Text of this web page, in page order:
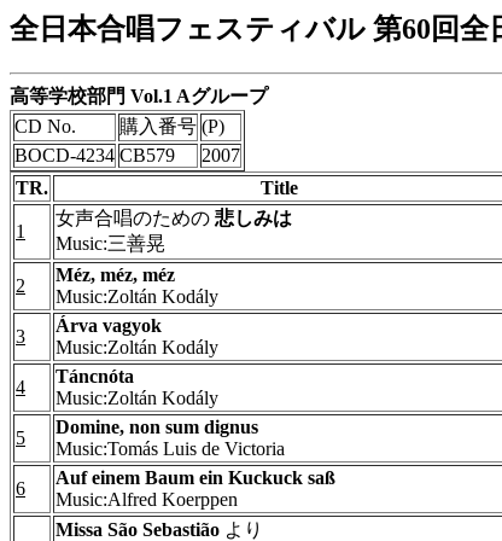
全日本合唱フェスティバル 第60回
高等学校部門 Vol.1 Aグループ
CD No.
購入番号 (P)
BOCD-4234 CB579
2007
TR.
Title
1
女声合唱のための 悲しみは
Music:三善晃
2
Méz, méz, méz
Music:Zoltán Kodály
3
Árva vagyok
Music:Zoltán Kodály
4
Táncnóta
Music:Zoltán Kodály
5
Domine, non sum dignus
Music:Tomás Luis de Victoria
6
Auf einem Baum ein Kuckuck saß
Music:Alfred Koerppen
Missa São Sebastião より